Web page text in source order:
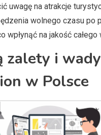
uwagę na atrakcje
wolnego czasu po
wpłynąć na jakość całego
zalety i wady
w Polsce